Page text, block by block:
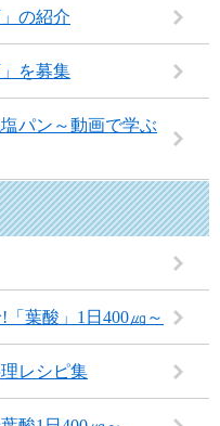
の紹介
を募集
パン～動画で学ぶ
葉酸」1日400㎍～
レシピ集